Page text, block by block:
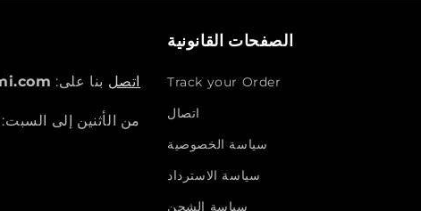
اتصل بنا على:
من الأثنين إلى السبت:
الصفحات القانونية
Track your Order
اتصال
سياسة الخصوصية
سياسة الاسترداد
سياسة الشحن